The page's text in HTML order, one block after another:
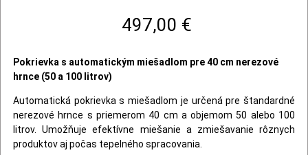
497,00 €
Pokrievka s automatickým miešadlom pre 40 cm nerezové
hrnce (50 a 100 litrov)
Automatická pokrievka s miešadlom je určená pre štandardné
nerezové hrnce s priemerom 40 cm a objemom 50 alebo 100
litrov. Umožňuje efektívne miešanie a zmiešavanie rôznych
produktov aj počas tepelného spracovania.